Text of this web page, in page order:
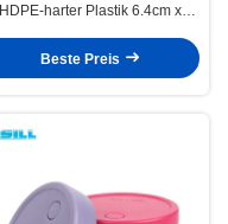
HDPE-harter Plastik 6.4cm x
wiederverwendbares rundes
Beste Preis